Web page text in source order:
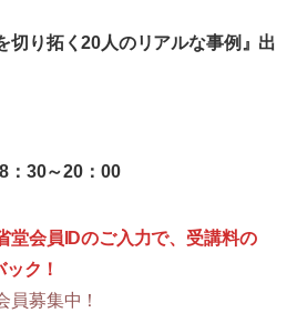
り拓く20人のリアルな事例』出
：30～20：00
堂会員IDのご入力で、受講料の
ク！
員募集中！